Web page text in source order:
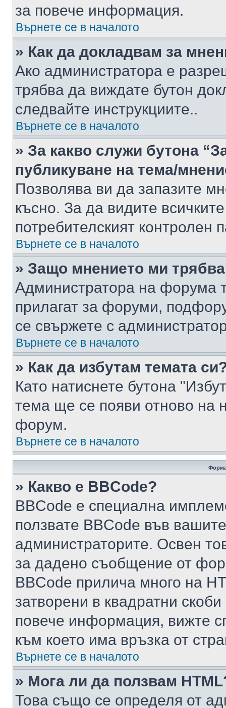
за повече информация.
Върнете се в началото
» Как да докладвам за
Ако администратора е
трябва да виждате бутон
следвайте инструкциите..
Върнете се в началото
» За какво служи бутона
публикуване на тема/
Позволява ви да запазите
късно. За да видите
потребителският контролен
Върнете се в началото
» Защо мнението ми
Администратора на форума
прилагат за форуми,
се свържете с
Върнете се в началото
» Как да избутам темата
Като натиснете бутона
тема ще се появи отново на
форум.
Върнете се в началото
» Какво е BBCode?
BBCode е специална
ползвате BBCode във
администраторите. Освен
за дадено съобщение от
BBCode прилича много на
затворени в квадратни
повече информация, вижте
към което има връзка от
Върнете се в началото
» Мога ли да ползвам
Това също се определя от